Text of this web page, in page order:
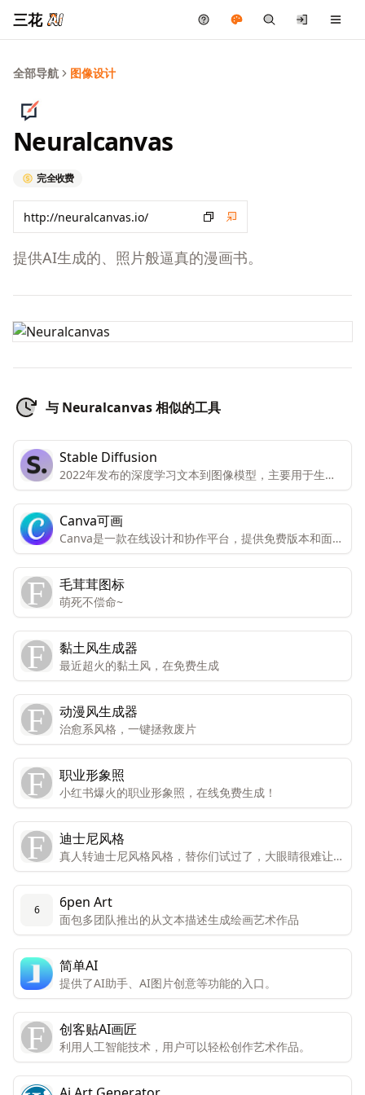
三花
全部导航 图像设计
Neuralcanvas
完全收费
提供AI生成的、照片般逼真的漫画书。
与 Neuralcanvas 相似的工具
Stable Diffusion
2022年发布的深度学习文本到图像模型，主要用于生成
基于文本描述的详细图像，为图像生成和处理提供了更多
的可能性。
Canva可画
Canva是一款在线设计和协作平台，提供免费版本和面向
个人和团队的高级版本。高级版本包括所有功能和内容，
而免费版本只能有限访问。Canva还提供免费访问注册的
非营利组织和教育机构。Canva提供数千种专业模板、图
像和高质量内容，可创建设计、演示文稿、视频和社交媒
体内容。
毛茸茸图标
萌死不偿命~
黏土风生成器
最近超火的黏土风，在免费生成
动漫风生成器
治愈系风格，一键拯救废片
职业形象照
小红书爆火的职业形象照，在线免费生成！
迪士尼风格
真人转迪士尼风格风格，替你们试过了，大眼睛很难让人
不喜欢。
6 6pen Art
面包多团队推出的从文本描述生成绘画艺术作品
简单AI
提供了AI助手、AI图片创意等功能的入口。
创客贴AI画匠
利用人工智能技术，用户可以轻松创作艺术作品。